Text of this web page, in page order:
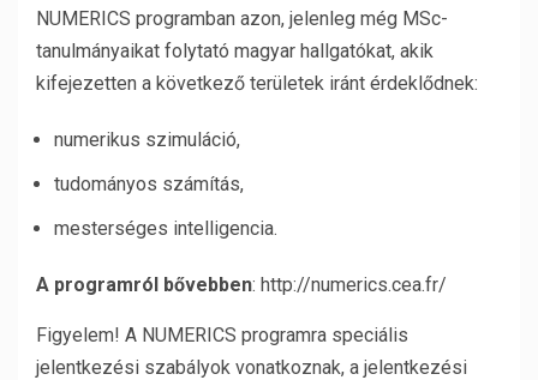
NUMERICS programban azon, jelenleg még MSc-
tanulmányaikat folytató magyar hallgatókat, akik
kifejezetten a következő területek iránt érdeklődnek:
numerikus szimuláció,
tudományos számítás,
mesterséges intelligencia.
A programról bővebben: http://numerics.cea.fr/
Figyelem! A NUMERICS programra speciális
jelentkezési szabályok vonatkoznak, a jelentkezési